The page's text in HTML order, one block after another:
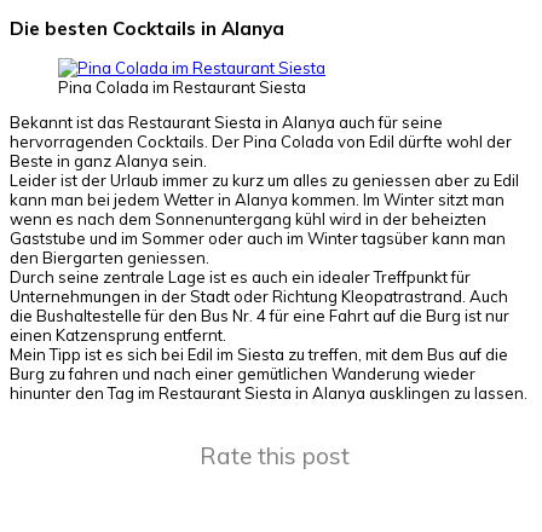
Die besten Cocktails in Alanya
Pina Colada im Restaurant Siesta
Bekannt ist das Restaurant Siesta in Alanya auch für seine
hervorragenden Cocktails. Der Pina Colada von Edil dürfte wohl der
Beste in ganz Alanya sein.
Leider ist der Urlaub immer zu kurz um alles zu geniessen aber zu Edil
kann man bei jedem Wetter in Alanya kommen. Im Winter sitzt man
wenn es nach dem Sonnenuntergang kühl wird in der beheizten
Gaststube und im Sommer oder auch im Winter tagsüber kann man
den Biergarten geniessen.
Durch seine zentrale Lage ist es auch ein idealer Treffpunkt für
Unternehmungen in der Stadt oder Richtung Kleopatrastrand. Auch
die Bushaltestelle für den Bus Nr. 4 für eine Fahrt auf die Burg ist nur
einen Katzensprung entfernt.
Mein Tipp ist es sich bei Edil im Siesta zu treffen, mit dem Bus auf die
Burg zu fahren und nach einer gemütlichen Wanderung wieder
hinunter den Tag im Restaurant Siesta in Alanya ausklingen zu lassen.
Rate this post